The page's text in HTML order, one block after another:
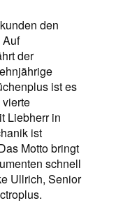
den
Auf
der
ist es
Liebherr in
ist
Motto bringt
schnell
Ullrich, Senior